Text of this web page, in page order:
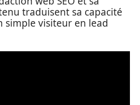
traduisent sa capacité
simple visiteur en lead